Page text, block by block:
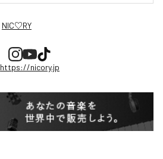
NIC♡RY
https://nicory.jp